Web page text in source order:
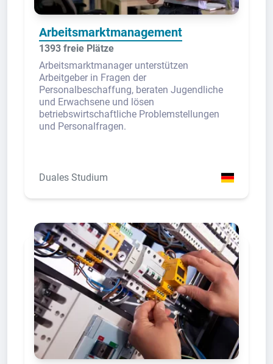
Arbeitsmarktmanagement
1393 freie Plätze
Arbeitsmarktmanager unterstützen
Arbeitgeber in Fragen der
Personalbeschaffung, beraten Jugendliche
und Erwachsene und lösen
betriebswirtschaftliche Problemstellungen
und Personalfragen.
Duales Studium